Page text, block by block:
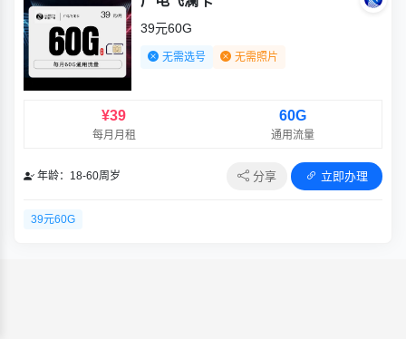
39元60G
无需选号 无需照片
¥39
每月月租
60G
通用流量
年龄：18-60周岁 分享 立即办理
39元60G